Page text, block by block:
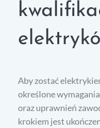
Aby zostać
określone
oraz uprawnień
krokiem jest